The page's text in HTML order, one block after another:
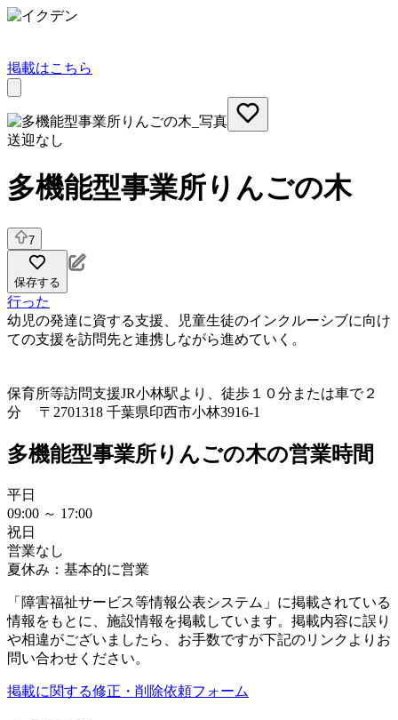
掲載はこちら
送迎なし
多機能型事業所りんごの木
7
保存する
行った
幼児の発達に資する支援、児童生徒のインクルーシブに向け
ての支援を訪問先と連携しながら進めていく。
保育所等訪問支援JR小林駅より、徒歩１０分または車で２
分 〒2701318 千葉県印西市小林3916-1
多機能型事業所りんごの木の営業時間
平日
09:00 ～ 17:00
祝日
営業なし
夏休み：基本的に営業
「障害福祉サービス等情報公表システム」に掲載されている
情報をもとに、施設情報を掲載しています。掲載内容に誤り
や相違がございましたら、お手数ですが下記のリンクよりお
問い合わせください。
掲載に関する修正・削除依頼フォーム